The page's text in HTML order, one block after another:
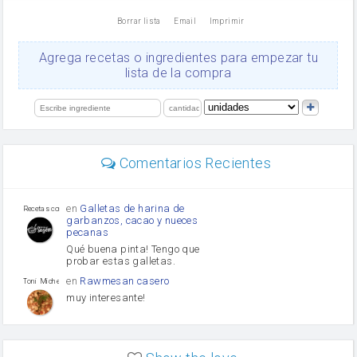
Ajos
orégano
limón
Borrar lista Email Imprimir
Agrega recetas o ingredientes para empezar tu
lista de la compra
Comentarios Recientes
Recetas con sazon
en Galletas de harina de
garbanzos, cacao y nueces
pecanas
Qué buena pinta! Tengo que
probar estas galletas.
Toni Michel Caubet
en Rawmesan casero
muy interesante!
enLasaña casera fácil y